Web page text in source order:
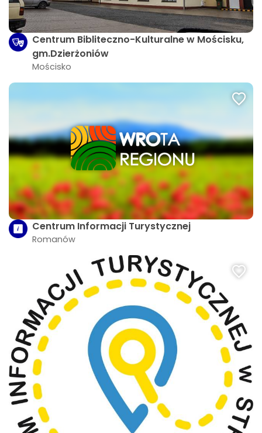
Centrum Bibliteczno-Kulturalne w Mościsku,
gm.Dzierżoniów
Mościsko
Centrum Informacji Turystycznej
Romanów